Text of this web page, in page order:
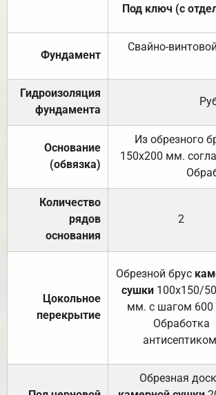
Под ключ (с
Фундамент
Свайно-
Гидроизоляция
фундамента
Основание
(обвязка)
Из обрезного
150х200 мм.
Количество
рядов
основания
2
Цокольное
перекрытие
Обрезной брус
сушки 100х150/
мм. с шагом
Обработка
Обрезная